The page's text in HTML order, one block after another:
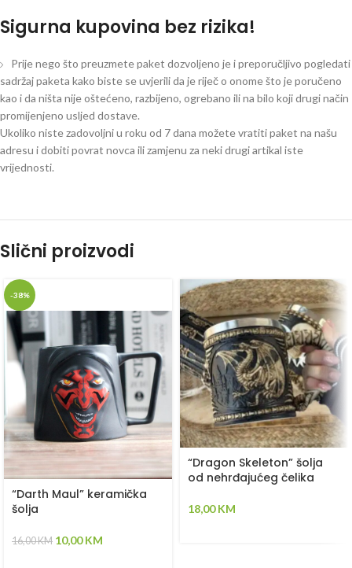
Sigurna kupovina bez rizika!
Prije nego što preuzmete paket dozvoljeno je i preporučljivo pogledati
sadržaj paketa kako biste se uvjerili da je riječ o onome što je poručeno
kao i da ništa nije oštećeno, razbijeno, ogrebano ili na bilo koji drugi način
promijenjeno usljed dostave.
Ukoliko niste zadovoljni u roku od 7 dana možete vratiti paket na našu
adresu i dobiti povrat novca ili zamjenu za neki drugi artikal iste
vrijednosti.
Slični proizvodi
-38%
“Darth Maul” keramička
šolja
16,00KM 10,00KM
“Dragon Skeleton” šolja
od nehrđajućeg čelika
18,00KM